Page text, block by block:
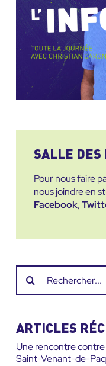
SALLE DES
Pour nous faire
nous joindre en
Facebook,
Recherche
sur
site
:
ARTICLES
Une rencontre contre
Saint-Venant-de-